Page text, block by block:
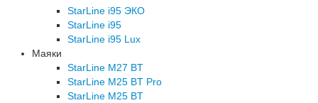
StarLine i95 ЭКО
StarLine i95
StarLine i95 Lux
Маяки
StarLine M27 BT
StarLine M25 BT Pro
StarLine M25 BT